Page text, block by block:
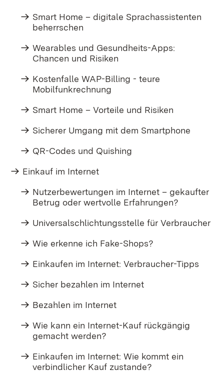
Smart Home – digitale Sprachassistenten
beherrschen
Wearables und Gesundheits-Apps:
Chancen und Risiken
Kostenfalle WAP-Billing - teure
Mobilfunkrechnung
Smart Home – Vorteile und Risiken
Sicherer Umgang mit dem Smartphone
QR-Codes und Quishing
Einkauf im Internet
Nutzerbewertungen im Internet – gekaufter
Betrug oder wertvolle Erfahrungen?​
Universalschlichtungsstelle für Verbraucher
Wie erkenne ich Fake-Shops?
Einkaufen im Internet: Verbraucher-Tipps
Sicher bezahlen im Internet
Bezahlen im Internet
Wie kann ein Internet-Kauf rückgängig
gemacht werden?​
Einkaufen im Internet: Wie kommt ein
verbindlicher Kauf zustande?